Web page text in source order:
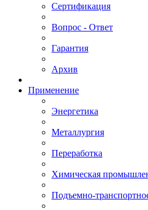
Сертификация
Вопрос - Ответ
Гарантия
Архив
Применение
Энергетика
Металлургия
Переработка
Химическая
Подъемно-